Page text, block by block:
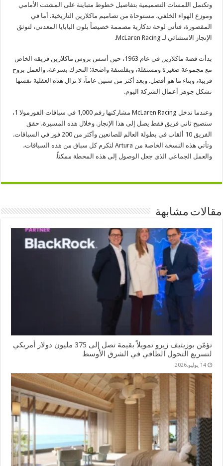
وتكتمل اللمسات التصميمية بتفاصيل خطوط متباينة على المشتت الأمامي
وموزع الهواء الخلفي، مستوحاة من تصاميم ماكلارين التاريخية. أما في
المقصورة، فتأتي لوحة تذكارية مصممة خصيصاً بلون البابايا المعدني، لتوثق
الإنجاز الاستثنائي لـ McLaren Racing.
بدأت قصة ماكلارين في عام 1963، حين أسس بروس ماكلارين فريقه الخاص
مع مجموعة صغيرة ومستقلة، وبفلسفة واضحة: التحرك بسرعة، والعمل بروح
قريبة، وبناء ما هو أفضل. وبعد أكثر من ستين عاماً، لا تزال هذه العقلية نفسها
تشكل جوهر أعمال الشركة اليوم.
وعندما تدخل McLaren Racing مشاركتها رقم 1,000 في سباقات الفورمولا 1،
ستصبح ثاني فريق فقط يصل إلى هذا الإنجاز. وخلال هذه المسيرة، حقق
الفريق 10 ألقاب في بطولة العالم للصانعين وأكثر من 200 فوز في السباقات.
وتأتي هذه النسخة الخاصة من Artura لتكرم كل سباق من هذه السباقات،
والعمل الجماعي الذي جعل الوصول إلى هذه المحطة ممكناً.
مقالات مشابهة
تؤمّن بوزيتيف زيرو تمويلاً بقيمة تصل إلى 375 مليون دولار أمريكي
لتسريع التحول الطاقي في الشرق الأوسط
14 يوليو,2026